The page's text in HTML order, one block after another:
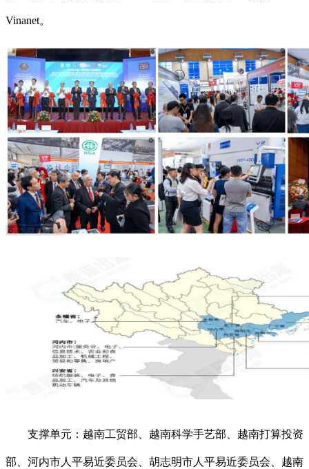
Vinanet。
支撑单元：越南工贸部、越南科学手艺部、越南打算投资
部、河内市人平易近委员会、胡志明市人平易近委员会、越南